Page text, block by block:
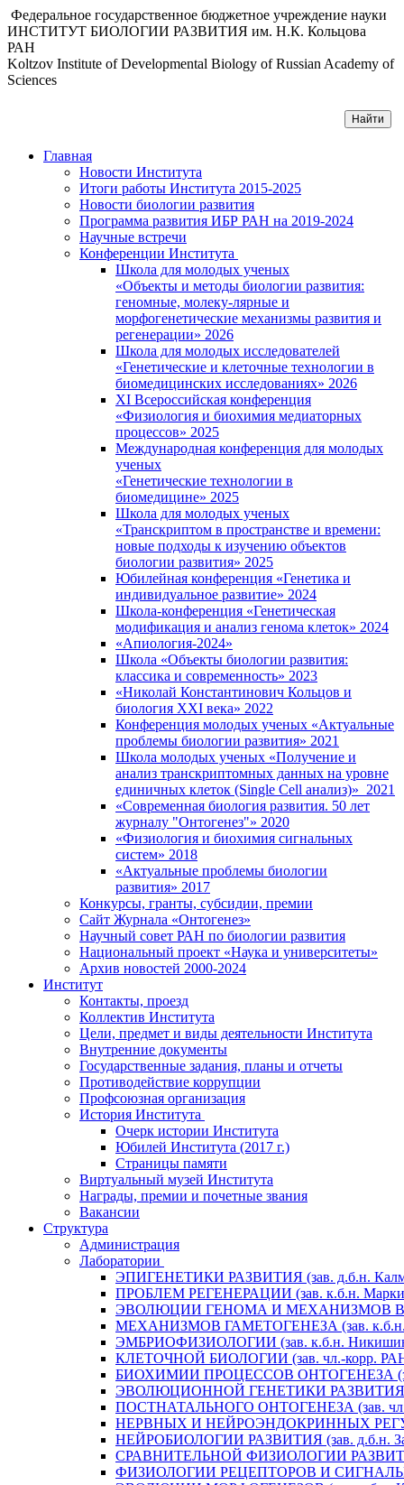
Федеральное государственное бюджетное учреждение науки
ИНСТИТУТ БИОЛОГИИ РАЗВИТИЯ им. Н.К. Кольцова
РАН
Koltzov Institute of Developmental Biology of Russian Academy of
Sciences
Главная
Новости Института
Итоги работы Института 2015-2025
Новости биологии развития
Программа развития ИБР РАН на 2019-2024
Научные встречи
Конференции Института
Школа для молодых ученых
«Объекты и методы биологии развития:
геномные, молеку-лярные и
морфогенетические механизмы развития и
регенерации» 2026
Школа для молодых исследователей
«Генетические и клеточные технологии в
биомедицинских исследованиях» 2026
XI Всероссийская конференция
«Физиология и биохимия медиаторных
процессов» 2025
Международная конференция для молодых
ученых
«Генетические технологии в
биомедицине» 2025
Школа для молодых ученых
«Транскриптом в пространстве и времени:
новые подходы к изучению объектов
биологии развития» 2025
Юбилейная конференция «Генетика и
индивидуальное развитие» 2024
Школа-конференция «Генетическая
модификация и анализ генома клеток» 2024
«Апиология-2024»
Школа «Объекты биологии развития:
классика и современность» 2023
«Николай Константинович Кольцов и
биология XXI века» 2022
Конференция молодых ученых «Актуальные
проблемы биологии развития» 2021
Школа молодых ученых «Получение и
анализ транскриптомных данных на уровне
единичных клеток (Single Cell анализ)» 2021
«Современная биология развития. 50 лет
журналу "Онтогенез"» 2020
«Физиология и биохимия сигнальных
систем» 2018
«Актуальные проблемы биологии
развития» 2017
Конкурсы, гранты, субсидии, премии
Сайт Журнала «Онтогенез»
Научный совет РАН по биологии развития
Национальный проект «Наука и университеты»
Архив новостей 2000-2024
Институт
Контакты, проезд
Коллектив Института
Цели, предмет и виды деятельности Института
Внутренние документы
Государственные задания, планы и отчеты
Противодействие коррупции
Профсоюзная организация
История Института
Очерк истории Института
Юбилей Института (2017 г.)
Страницы памяти
Виртуальный музей Института
Награды, премии и почетные звания
Вакансии
Структура
Администрация
Лаборатории
ЭПИГЕНЕТИКИ РАЗВИТИЯ (зав. д.б.н.
ПРОБЛЕМ РЕГЕНЕРАЦИИ (зав. к.б.н.
ЭВОЛЮЦИИ ГЕНОМА И МЕХАНИЗМОВ
МЕХАНИЗМОВ ГАМЕТОГЕНЕЗА (зав.
ЭМБРИОФИЗИОЛОГИИ (зав. к.б.н.
КЛЕТОЧНОЙ БИОЛОГИИ (зав. чл.-корр. РАН
БИОХИМИИ ПРОЦЕССОВ ОНТОГЕНЕЗА
ЭВОЛЮЦИОННОЙ ГЕНЕТИКИ РАЗВИТИЯ
ПОСТНАТАЛЬНОГО ОНТОГЕНЕЗА (зав. чл.-
НЕРВНЫХ И НЕЙРОЭНДОКРИННЫХ
НЕЙРОБИОЛОГИИ РАЗВИТИЯ (зав. д.б.н.
СРАВНИТЕЛЬНОЙ ФИЗИОЛОГИИ РАЗВИТИЯ
ФИЗИОЛОГИИ РЕЦЕПТОРОВ И